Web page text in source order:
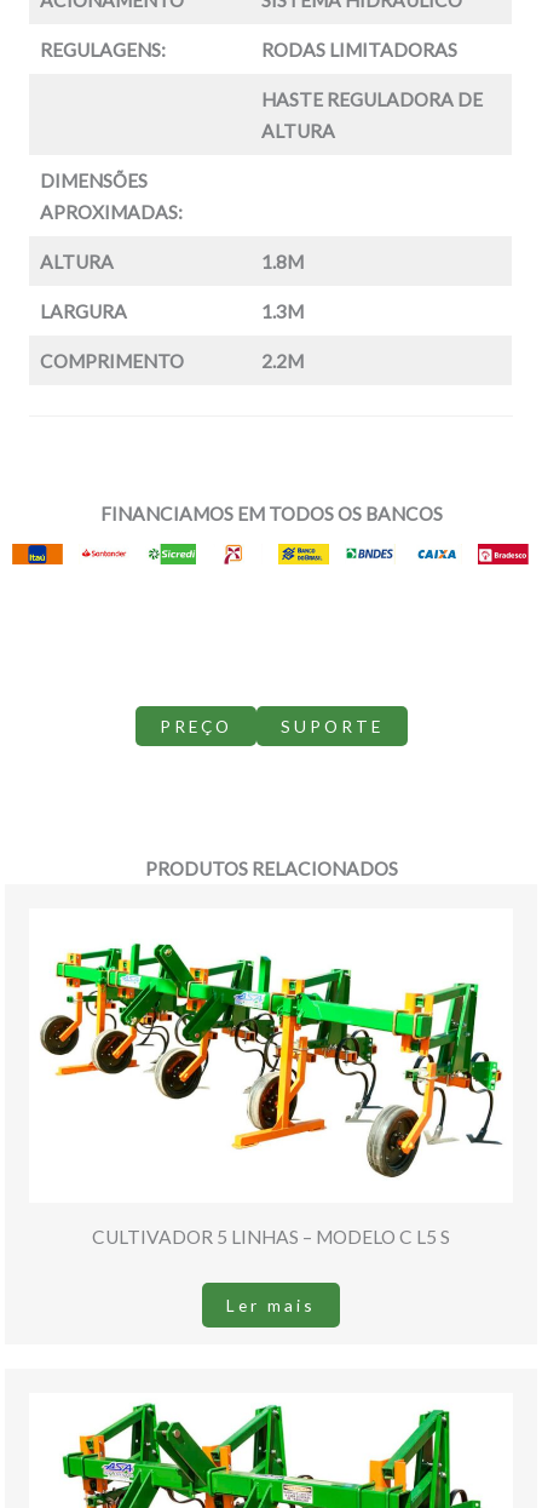
REGULAGENS: RODAS LIMITADORAS
HASTE REGULADORA DE
ALTURA
DIMENSÕES
APROXIMADAS:
ALTURA 1.8M
LARGURA 1.3M
COMPRIMENTO 2.2M
FINANCIAMOS EM TODOS OS BANCOS
PREÇO SUPORTE
PRODUTOS RELACIONADOS
CULTIVADOR 5 LINHAS – MODELO C L5 S
Ler mais